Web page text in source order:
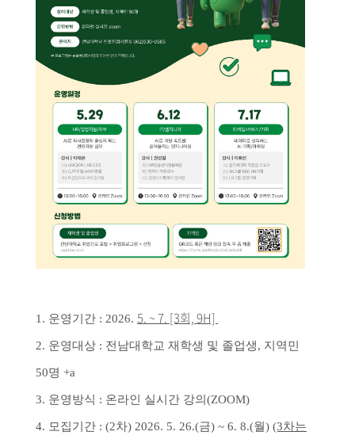
1. 운영기간 : 2026. 5. ~7. [3회, 9H]
2. 운영대상 : 전남대학교 재학생 및 졸업생, 지역민
50명 +a
3. 운영방식 : 온라인 실시간 강의(ZOOM)
4. 모집기간 : (2차) 2026. 5. 26.(금) ~ 6. 8.(월) (3차는